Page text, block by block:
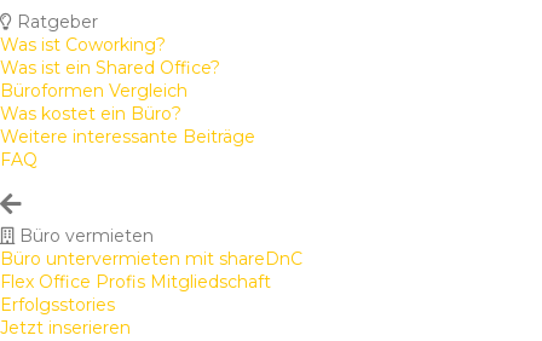
Ratgeber
Was ist Coworking?
Was ist ein Shared Office?
Büroformen Vergleich
Was kostet ein Büro?
Weitere interessante Beiträge
FAQ
Büro vermieten
Büro untervermieten mit shareDnC
Flex Office Profis Mitgliedschaft
Erfolgsstories
Jetzt inserieren